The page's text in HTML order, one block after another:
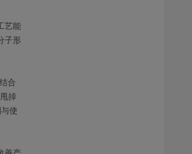
艺能
子形
合
掉
使